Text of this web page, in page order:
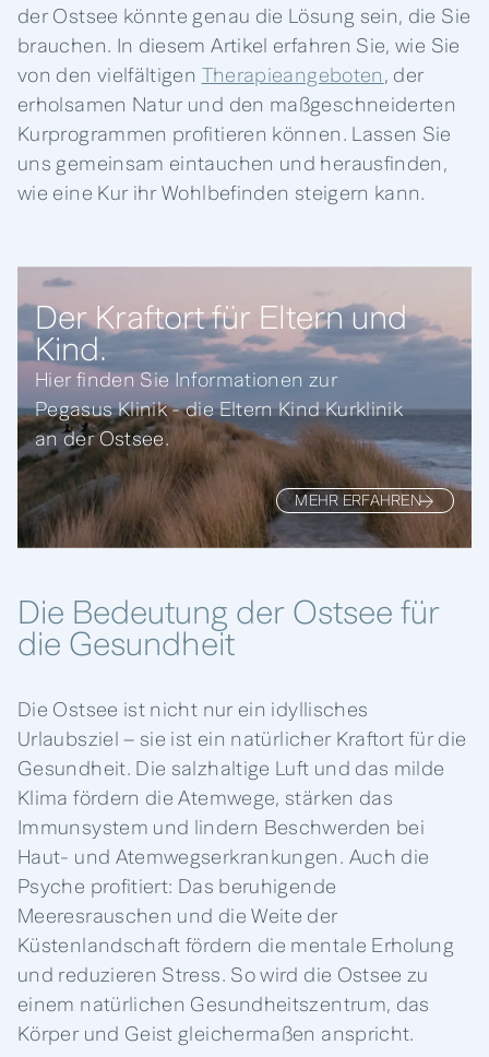
der Ostsee könnte genau die Lösung sein, die Sie
brauchen. In diesem Artikel erfahren Sie, wie Sie
von den vielfältigen Therapieangeboten, der
erholsamen Natur und den maßgeschneiderten
Kurprogrammen profitieren können. Lassen Sie
uns gemeinsam eintauchen und herausfinden,
wie eine Kur ihr Wohlbefinden steigern kann.
Der Kraftort für Eltern und
Kind.
Hier finden Sie Informationen zur
Pegasus Klinik - die Eltern Kind Kurklinik
an der Ostsee.
MEHR ERFAHREN
Die Bedeutung der Ostsee für
die Gesundheit
Die Ostsee ist nicht nur ein idyllisches
Urlaubsziel – sie ist ein natürlicher Kraftort für die
Gesundheit. Die salzhaltige Luft und das milde
Klima fördern die Atemwege, stärken das
Immunsystem und lindern Beschwerden bei
Haut- und Atemwegserkrankungen. Auch die
Psyche profitiert: Das beruhigende
Meeresrauschen und die Weite der
Küstenlandschaft fördern die mentale Erholung
und reduzieren Stress. So wird die Ostsee zu
einem natürlichen Gesundheitszentrum, das
Körper und Geist gleichermaßen anspricht.